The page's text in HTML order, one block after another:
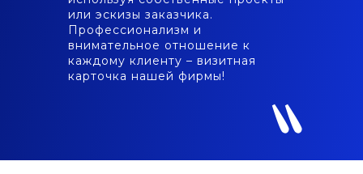
или эскизы заказчика.
Профессионализм и
внимательное отношение к
каждому клиенту – визитная
карточка нашей фирмы!
〟